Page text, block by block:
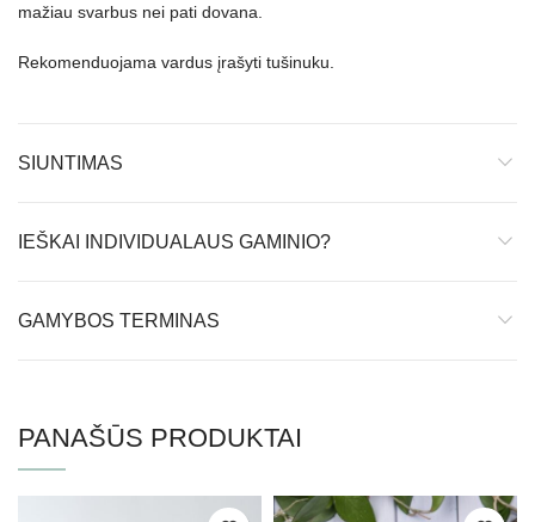
mažiau svarbus nei pati dovana.
Rekomenduojama vardus įrašyti tušinuku.
SIUNTIMAS
IEŠKAI INDIVIDUALAUS GAMINIO?
GAMYBOS TERMINAS
PANAŠŪS PRODUKTAI